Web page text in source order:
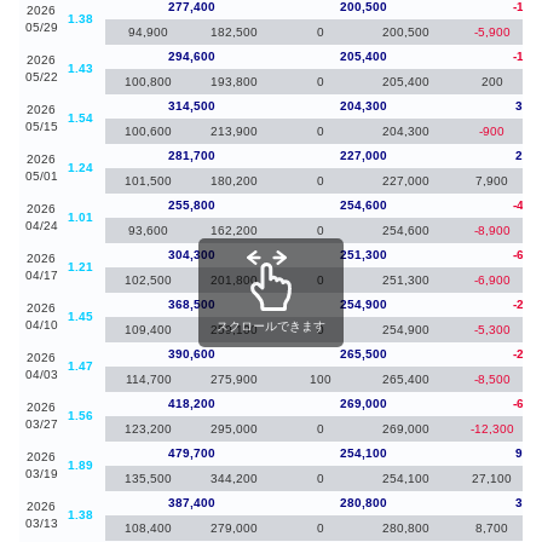
2026
05/29
1.38
277,400 200,500
-
94,900
182,500 0 200,500 -5,900
2026
05/22
1.43
294,600 205,400
-
100,800
193,800 0 205,400 200
2026
05/15
1.54
314,500 204,300
100,600
213,900 0 204,300 -900
2026
05/01
1.24
281,700 227,000
101,500
180,200 0 227,000 7,900
2026
04/24
1.01
255,800 254,600
-
93,600
162,200 0 254,600 -8,900
2026
04/17
1.21
304,300 251,300
-
102,500
201,800 0 251,300 -6,900
2026
04/10
1.45
368,500 254,900
-
109,400
259,100 0 254,900 -5,300
2026
04/03
1.47
390,600 265,500
-
114,700
275,900 100 265,400 -8,500
2026
03/27
1.56
418,200 269,000
-
123,200
295,000 0 269,000 -12,300
2026
03/19
1.89
479,700 254,100
135,500
344,200 0 254,100 27,100
2026
03/13
1.38
387,400 280,800
108,400
279,000 0 280,800 8,700
スクロールできます